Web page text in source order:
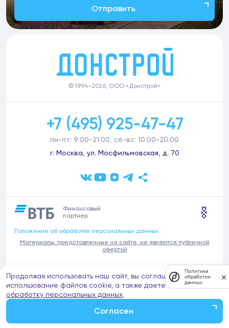
Отправить
© 1994-2026, ООО «Донстрой»
+7 (495) 925-47-47
пн-пт: 9:00-21:00, сб-вс: 10:00-20:00
г. Москва, ул. Мосфильмовская, д. 70
Финансовый
партнер
Положение об обработке персональных данных
Материалы, представленные на сайте, не являются публичной
офертой
В связи с участившимися случаями предложений частных услуг от
имени компании Донстрой (проведения ремонтов, продажи
отделочных материалов и т.п.), обращаем внимание на то, что
компания Донстрой не оказывает таких услуг, не имеет
представительств такого профиля и не обращается к частным
Продолжая использовать наш сайт, вы соглашаетесь на
использование файлов cookie, а также даете согласие на
обработку персональных данных.
Согласен
Политика
обработки
данных